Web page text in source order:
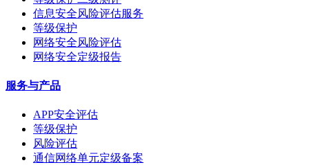
信息安全风险评估服务
等级保护
网络安全风险评估
网络安全定级报告
服务与产品
APP安全评估
等级保护
风险评估
通信网络单元定级备案